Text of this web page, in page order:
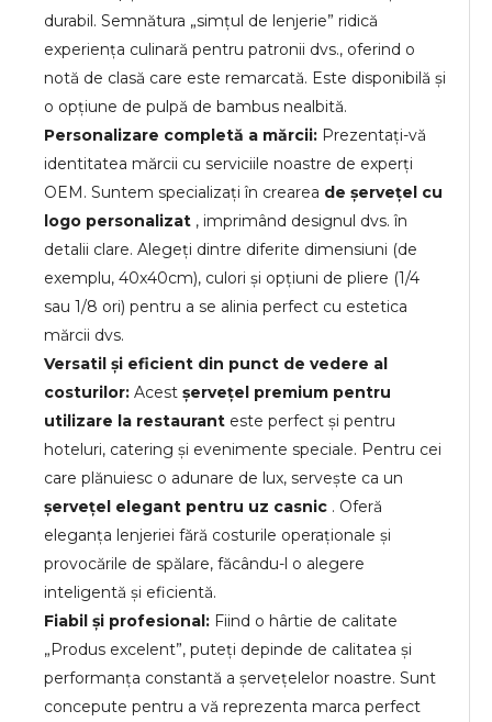
durabil. Semnătura „simțul de lenjerie” ridică
experiența culinară pentru patronii dvs., oferind o
notă de clasă care este remarcată. Este disponibilă și
o opțiune de pulpă de bambus nealbită.
Personalizare completă a mărcii: Prezentați-vă
identitatea mărcii cu serviciile noastre de experți
OEM. Suntem specializați în crearea de șervețel cu
logo personalizat , imprimând designul dvs. în
detalii clare. Alegeți dintre diferite dimensiuni (de
exemplu, 40x40cm), culori și opțiuni de pliere (1/4
sau 1/8 ori) pentru a se alinia perfect cu estetica
mărcii dvs.
Versatil și eficient din punct de vedere al
costurilor: Acest șervețel premium pentru
utilizare la restaurant este perfect și pentru
hoteluri, catering și evenimente speciale. Pentru cei
care plănuiesc o adunare de lux, servește ca un
șervețel elegant pentru uz casnic . Oferă
eleganța lenjeriei fără costurile operaționale și
provocările de spălare, făcându-l o alegere
inteligentă și eficientă.
Fiabil și profesional: Fiind o hârtie de calitate
„Produs excelent”, puteți depinde de calitatea și
performanța constantă a șervețelelor noastre. Sunt
concepute pentru a vă reprezenta marca perfect